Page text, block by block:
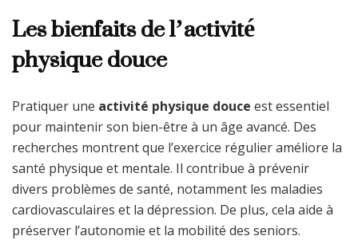
Les bienfaits de l’activité
physique douce
Pratiquer une activité physique douce est essentiel
pour maintenir son bien-être à un âge avancé. Des
recherches montrent que l’exercice régulier améliore la
santé physique et mentale. Il contribue à prévenir
divers problèmes de santé, notamment les maladies
cardiovasculaires et la dépression. De plus, cela aide à
préserver l’autonomie et la mobilité des seniors.